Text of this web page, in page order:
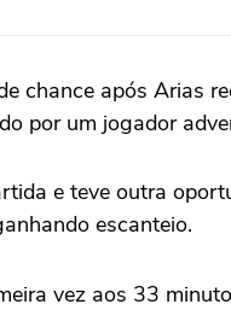
chance após Arias
por um jogador
e teve outra
escanteio.
vez aos 33